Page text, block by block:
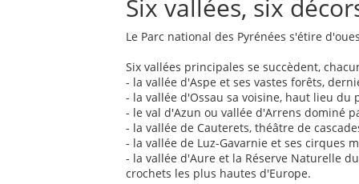
Six vallées, six
Le Parc national des Pyrénées s'étire
Six vallées principales se succèdent,
- la vallée d'Aspe et ses vastes forêts,
- la vallée d'Ossau sa voisine, haut lieu du
- le val d'Azun ou vallée d'Arrens dominé
- la vallée de Cauterets, théâtre de
- la vallée de Luz-Gavarnie et ses cirques
- la vallée d'Aure et la Réserve Naturelle
crochets les plus hautes d'Europe.